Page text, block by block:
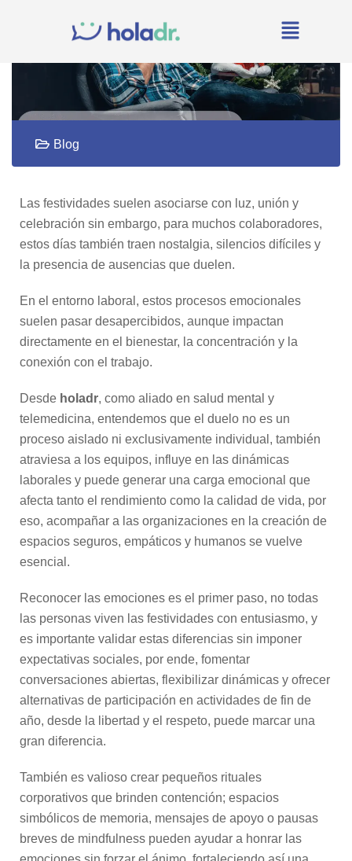
Blog
Las festividades suelen asociarse con luz, unión y
celebración sin embargo, para muchos colaboradores,
estos días también traen nostalgia, silencios difíciles y
la presencia de ausencias que duelen.
En el entorno laboral, estos procesos emocionales
suelen pasar desapercibidos, aunque impactan
directamente en el bienestar, la concentración y la
conexión con el trabajo.
Desde holadr, como aliado en salud mental y
telemedicina, entendemos que el duelo no es un
proceso aislado ni exclusivamente individual, también
atraviesa a los equipos, influye en las dinámicas
laborales y puede generar una carga emocional que
afecta tanto el rendimiento como la calidad de vida, por
eso, acompañar a las organizaciones en la creación de
espacios seguros, empáticos y humanos se vuelve
esencial.
Reconocer las emociones es el primer paso, no todas
las personas viven las festividades con entusiasmo, y
es importante validar estas diferencias sin imponer
expectativas sociales, por ende, fomentar
conversaciones abiertas, flexibilizar dinámicas y ofrecer
alternativas de participación en actividades de fin de
año, desde la libertad y el respeto, puede marcar una
gran diferencia.
También es valioso crear pequeños rituales
corporativos que brinden contención; espacios
simbólicos de memoria, mensajes de apoyo o pausas
breves de mindfulness pueden ayudar a honrar las